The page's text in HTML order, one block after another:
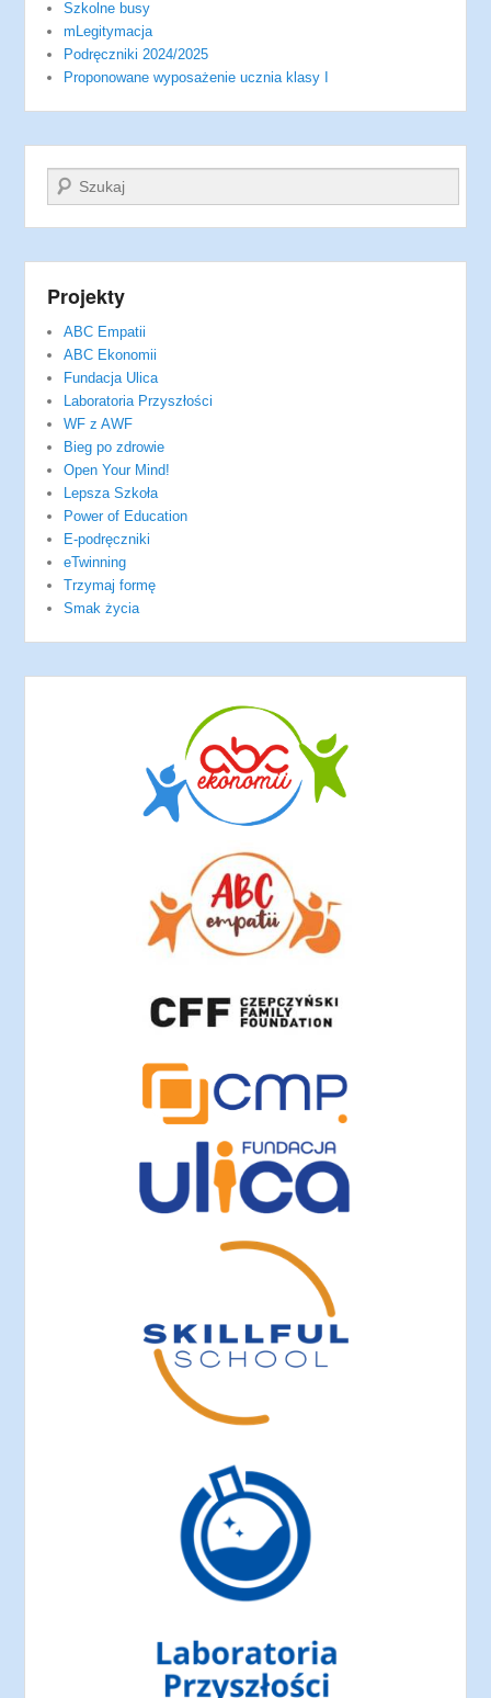
Szkolne busy
mLegitymacja
Podręczniki 2024/2025
Proponowane wyposażenie ucznia klasy I
Szukaj
Projekty
ABC Empatii
ABC Ekonomii
Fundacja Ulica
Laboratoria Przyszłości
WF z AWF
Bieg po zdrowie
Open Your Mind!
Lepsza Szkoła
Power of Education
E-podręczniki
eTwinning
Trzymaj formę
Smak życia